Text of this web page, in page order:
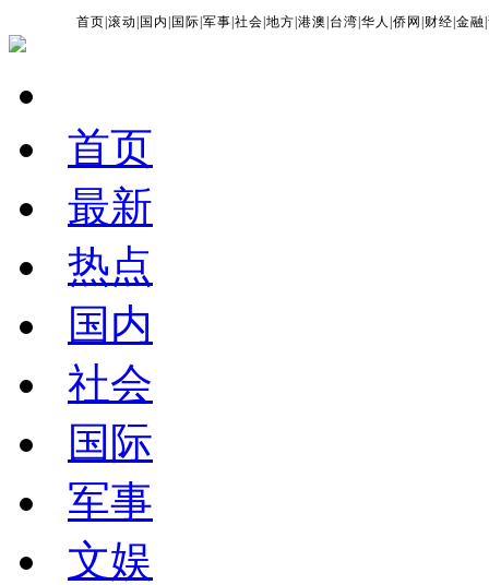
首页 |滚动 国内 国际 |军事 |社会 |地方 |港澳 台湾 |华人 |侨网 财经 |金融 |
首页
最新
热点
国内
社会
国际
军事
文娱